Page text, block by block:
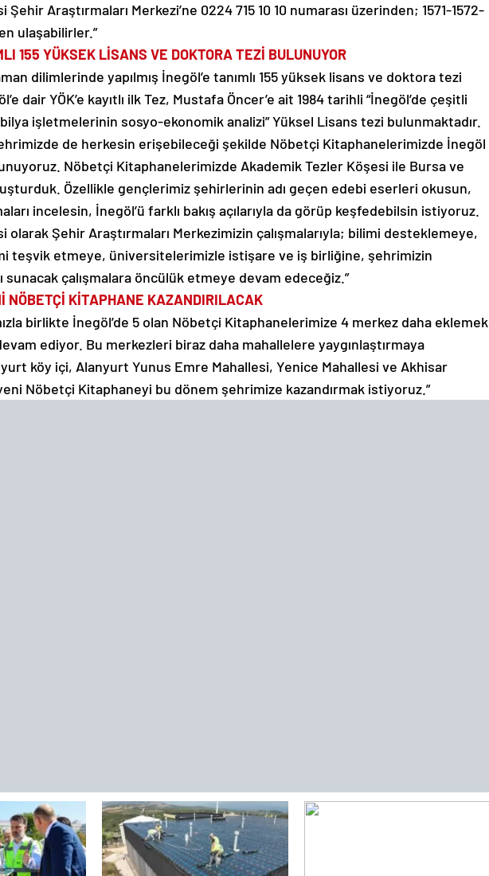
Araştırmaları Merkezi’ne 0224 715 10 10 numarası üzerinden; 1571-1572-
ulaşabilirler.”
155 YÜKSEK LİSANS VE DOKTORA TEZİ BULUNUYOR
dilimlerinde yapılmış İnegöl’e tanımlı 155 yüksek lisans ve doktora tezi
dair YÖK’e kayıtlı ilk Tez, Mustafa Öncer’e ait 1984 tarihli “İnegöl’de çeşitli
işletmelerinin sosyo-ekonomik analizi” Yüksel Lisans tezi bulunmaktadır.
de herkesin erişebileceği şekilde Nöbetçi Kitaphanelerimizde İnegöl
Nöbetçi Kitaphanelerimizde Akademik Tezler Köşesi ile Bursa ve
Özellikle gençlerimiz şehirlerinin adı geçen edebi eserleri okusun,
incelesin, İnegöl’ü farklı bakış açılarıyla da görüp keşfedebilsin istiyoruz.
olarak Şehir Araştırmaları Merkezimizin çalışmalarıyla; bilimi desteklemeye,
teşvik etmeye, üniversitelerimizle istişare ve iş birliğine, şehrimizin
sunacak çalışmalara öncülük etmeye devam edeceğiz.”
NÖBETÇİ KİTAPHANE KAZANDIRILACAK
birlikte İnegöl’de 5 olan Nöbetçi Kitaphanelerimize 4 merkez daha eklemek
ediyor. Bu merkezleri biraz daha mahallelere yaygınlaştırmaya
köy içi, Alanyurt Yunus Emre Mahallesi, Yenice Mahallesi ve Akhisar
Nöbetçi Kitaphaneyi bu dönem şehrimize kazandırmak istiyoruz.”